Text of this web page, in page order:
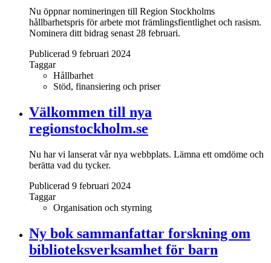
Nu öppnar nomineringen till Region Stockholms
hållbarhetspris för arbete mot främlingsfientlighet och rasism.
Nominera ditt bidrag senast 28 februari.
Publicerad 9 februari 2024
Taggar
Hållbarhet
Stöd, finansiering och priser
Välkommen till nya
regionstockholm.se
Nu har vi lanserat vår nya webbplats. Lämna ett omdöme och
berätta vad du tycker.
Publicerad 9 februari 2024
Taggar
Organisation och styrning
Ny bok sammanfattar forskning om
biblioteksverksamhet för barn